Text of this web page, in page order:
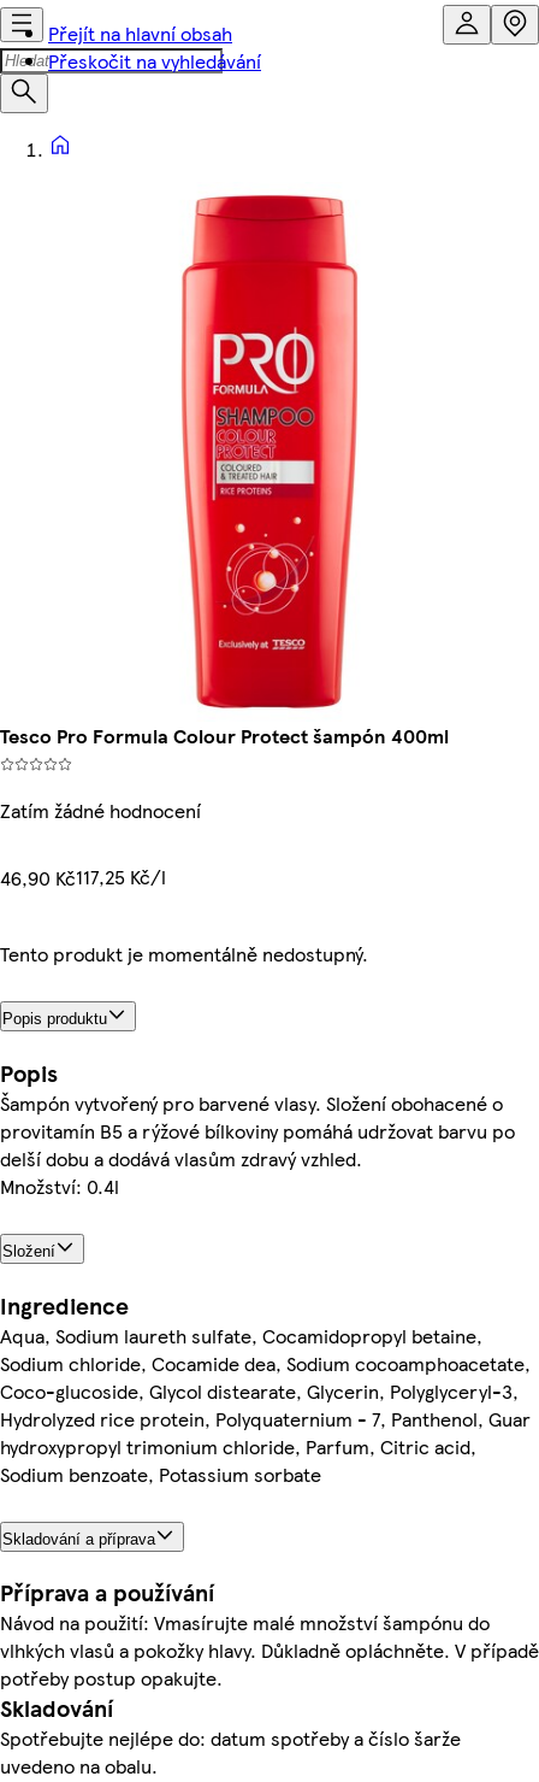
Přejít na hlavní obsah
Přeskočit na vyhledávání
Tesco Pro Formula Colour Protect šampón 400ml
Zatím žádné hodnocení
46,90 Kč117,25 Kč/l
Tento produkt je momentálně nedostupný.
Popis produktu
Popis
Šampón vytvořený pro barvené vlasy. Složení obohacené o
provitamín B5 a rýžové bílkoviny pomáhá udržovat barvu po
delší dobu a dodává vlasům zdravý vzhled.
Množství: 0.4l
Složení
Ingredience
Aqua, Sodium laureth sulfate, Cocamidopropyl betaine,
Sodium chloride, Cocamide dea, Sodium cocoamphoacetate,
Coco-glucoside, Glycol distearate, Glycerin, Polyglyceryl-3,
Hydrolyzed rice protein, Polyquaternium - 7, Panthenol, Guar
hydroxypropyl trimonium chloride, Parfum, Citric acid,
Sodium benzoate, Potassium sorbate
Skladování a příprava
Příprava a používání
Návod na použití: Vmasírujte malé množství šampónu do
vlhkých vlasů a pokožky hlavy. Důkladně opláchněte. V případě
potřeby postup opakujte.
Skladování
Spotřebujte nejlépe do: datum spotřeby a číslo šarže
uvedeno na obalu.